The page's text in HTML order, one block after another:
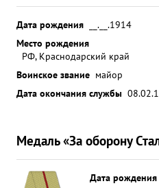
Дата рождения
__.__.1914
Место рождения
РФ, Краснодарский край
Воинское звание майор
Дата окончания службы
Медаль «За оборону
Дата рождения